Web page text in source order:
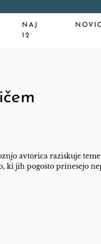
NAJ
12
avtorica raziskuje
ki jih pogosto prinesejo